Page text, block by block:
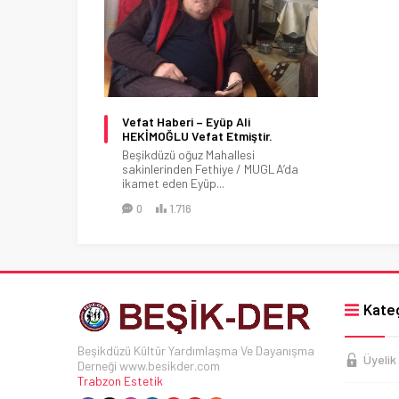
Vefat Haberi – Eyüp Ali
HEKİMOĞLU Vefat Etmiştir.
Beşikdüzü oğuz Mahallesi
sakinlerinden Fethiye / MUGLA’da
ikamet eden Eyüp...
0 1.716
Beşikdüzü Kültür Yardımlaşma Ve Dayanışma
Derneği www.besikder.com
Trabzon Estetik
Üyelik